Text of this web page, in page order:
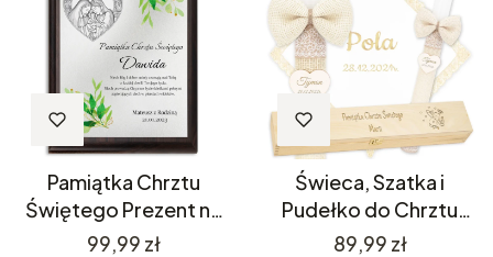
Pamiątka Chrztu
Świętego Prezent na
Chrzest PC22
Cena
99,99 zł
Świeca, Szatka i
Pudełko do Chrztu
C4SH10P11/1
Cena
89,99 zł